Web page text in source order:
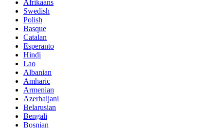
Afrikaans
Swedish
Polish
Basque
Catalan
Esperanto
Hindi
Lao
Albanian
Amharic
Armenian
Azerbaijani
Belarusian
Bengali
Bosnian